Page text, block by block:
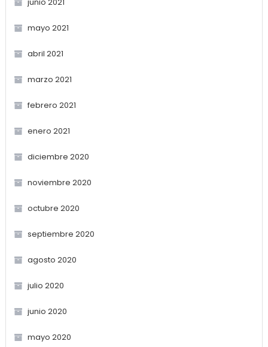
mayo 2021
abril 2021
marzo 2021
febrero 2021
enero 2021
diciembre 2020
noviembre 2020
octubre 2020
septiembre 2020
agosto 2020
julio 2020
junio 2020
mayo 2020